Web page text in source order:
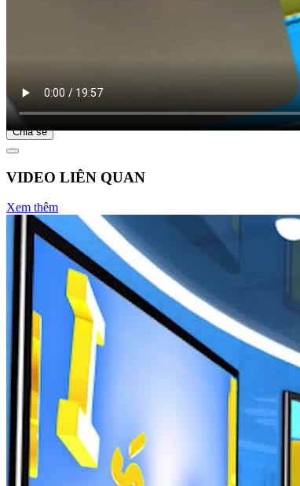
Bắt đầu tại
Chia sẻ
VIDEO LIÊN QUAN
Xem thêm